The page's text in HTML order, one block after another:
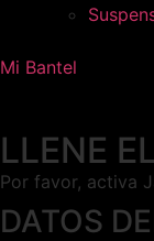
Mi Bantel
LLENE
Por favor, activa
DATOS